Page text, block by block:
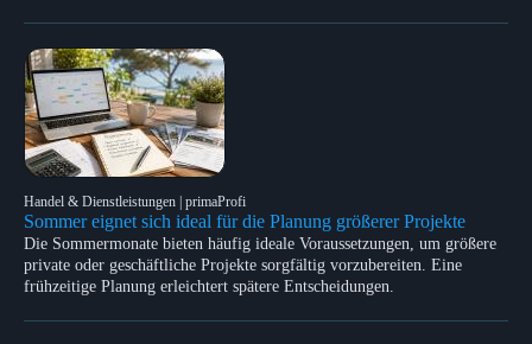
Handel & Dienstleistungen | primaProfi
Sommer eignet sich ideal für die Planung größerer Projekte
Die Sommermonate bieten häufig ideale Voraussetzungen, um größere
private oder geschäftliche Projekte sorgfältig vorzubereiten. Eine
frühzeitige Planung erleichtert spätere Entscheidungen.